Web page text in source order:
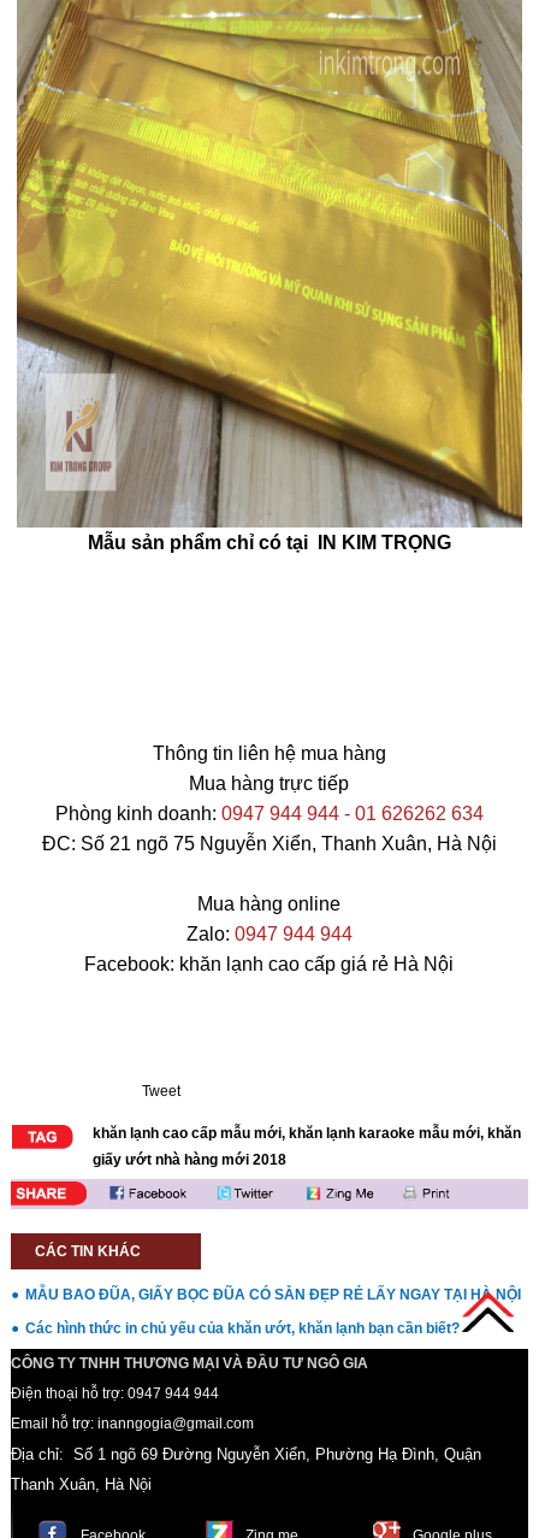
Mẫu sản phẩm chỉ có tại IN KIM TRỌNG
Thông tin liên hệ mua hàng
Mua hàng trực tiếp
Phòng kinh doanh: 0947 944 944 - 01 626262 634
ĐC: Số 21 ngõ 75 Nguyễn Xiển, Thanh Xuân, Hà Nội
Mua hàng online
Zalo: 0947 944 944
Facebook: khăn lạnh cao cấp giá rẻ Hà Nội
Tweet
khăn lạnh cao cấp mẫu mới, khăn lạnh karaoke mẫu mới, khăn
giấy ướt nhà hàng mới 2018
CÁC TIN KHÁC
MẪU BAO ĐŨA, GIẤY BỌC ĐŨA CÓ SẴN ĐẸP RẺ LẤY NGAY TẠI HÀ NỘI
Các hình thức in chủ yếu của khăn ướt, khăn lạnh bạn cần biết?
CÔNG TY TNHH THƯƠNG MẠI VÀ ĐẦU TƯ NGÔ GIA
Điện thoại hỗ trợ: 0947 944 944
Email hỗ trợ: inanngogia@gmail.com
Địa chỉ: Số 1 ngõ 69 Đường Nguyễn Xiển, Phường Hạ Đình, Quận
Thanh Xuân, Hà Nội